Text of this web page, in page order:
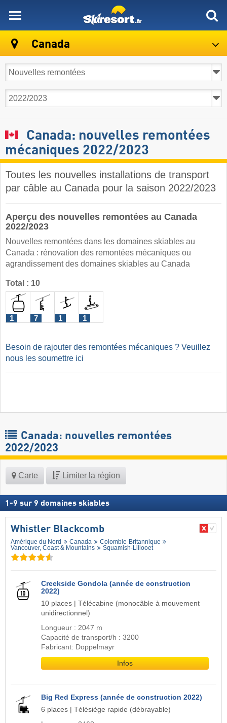
Canada
Canada: nouvelles remontées
mécaniques 2022/2023
Toutes les nouvelles installations de transport
par câble au Canada pour la saison 2022/2023
Aperçu des nouvelles remontées au Canada
2022/2023
Nouvelles remontées dans les domaines skiables au
Canada : rénovation des remontées mécaniques ou
agrandissement des domaines skiables au Canada
Total : 10
1 7 1 1
Besoin de rajouter des remontées mécaniques ? Veuillez
nous les soumettre ici
Canada: nouvelles remontées
2022/2023
Carte Limiter la région
1 -9 sur 9 domaines skiables
Whistler Blackcomb
Amérique du Nord Canada
Colombie-Britannique
Vancouver, Coast & Mountains
Squamish-Lillooet
Creekside Gondola (année de construction
2022)
10 places | Télécabine (monocâble à mouvement
unidirectionnel)
Longueur : 2047 m
Capacité de transport/h : 3200
Fabricant: Doppelmayr
Infos
Big Red Express (année de construction 2022)
6 places | Télésiège rapide (débrayable)